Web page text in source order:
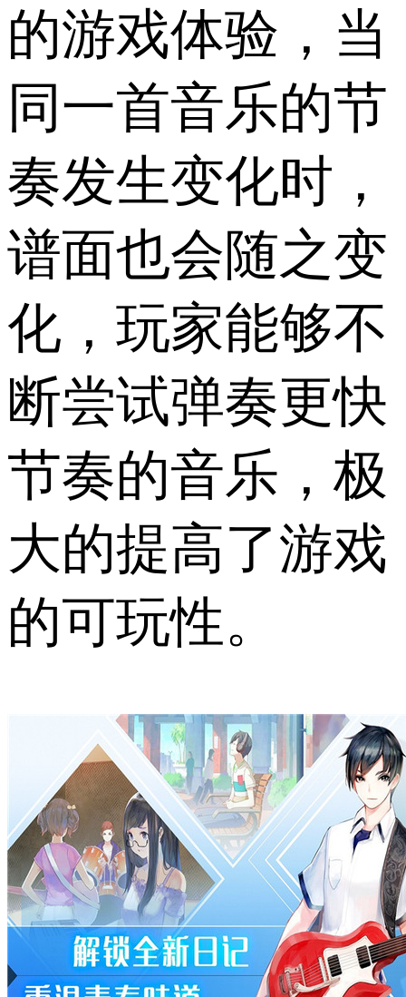
的游戏体验，当
同一首音乐的节
奏发生变化时，
谱面也会随之变
化，玩家能够不
断尝试弹奏更快
节奏的音乐，极
大的提高了游戏
的可玩性。